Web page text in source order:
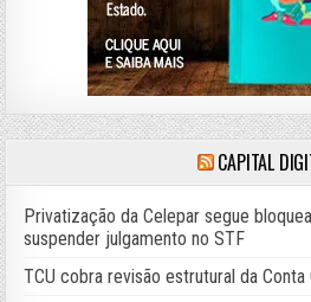
CAPITAL
Privatização da Celepar segue
suspender julgamento no STF
TCU cobra revisão estrutural da Conta